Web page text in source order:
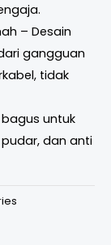
– Desain
gangguan
tidak
untuk
dan anti